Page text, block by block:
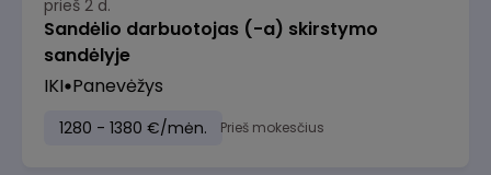
prieš 2 d.
Sandėlio darbuotojas (-a) skirstymo
sandėlyje
IKI Panevėžys
1280 - 1380 €/mėn. Prieš mokesčius